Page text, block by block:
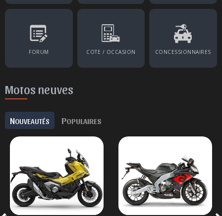
FORUM COTE / OCCASION CONCESSIONNAIRES
Motos neuves
NOUVEAUTÉS POPULAIRES